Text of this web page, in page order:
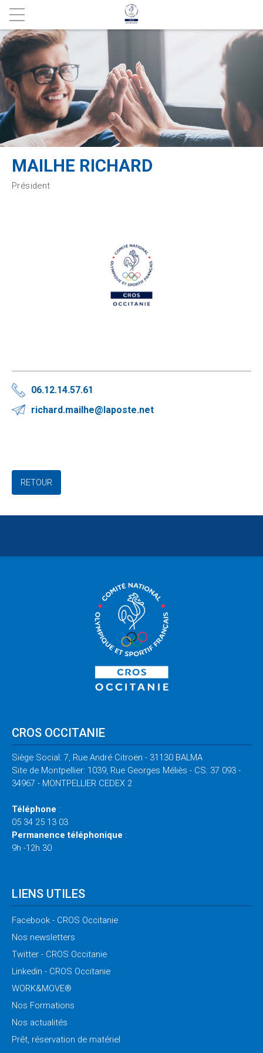
MAILHE RICHARD
Président
06.12.14.57.61
richard.mailhe@laposte.net
RETOUR
CROS OCCITANIE
Siège Social: 7, Rue André Citroën - 31130 BALMA
Site de Montpellier: 1039, Rue Georges Méliès - CS: 37 093 -
34967 - MONTPELLIER CEDEX 2
Téléphone :
05 34 25 13 03
Permanence téléphonique :
9h -12h 30
LIENS UTILES
Facebook - CROS Occitanie
Nos newsletters
Twitter - CROS Occitanie
Linkedin - CROS Occitanie
WORK&MOVE®
Nos Formations
Nos actualités
Prêt, réservation de matériel